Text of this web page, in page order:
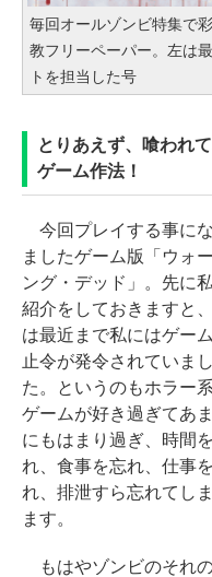
毎回オールゾンビ特集で
教フリーペーパー。左は
トを担当した号
とりあえず、喰われ
ゲーム作法！
今回プレイする事に
ましたゲーム版「ウォ
ング・デッド」。先に
紹介をしておきますと
は最近まで私にはゲー
止令が発令されていまし
た。というのもホラー
ゲームが好き過ぎてあ
にもはまり過ぎ、時間
れ、食事を忘れ、仕事
れ、排泄すら忘れてし
ます。
もはやゾンビのそれ